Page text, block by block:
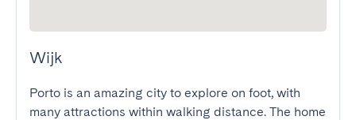
Wijk
Porto is an amazing city to explore on foot, with
many attractions within walking distance. The home